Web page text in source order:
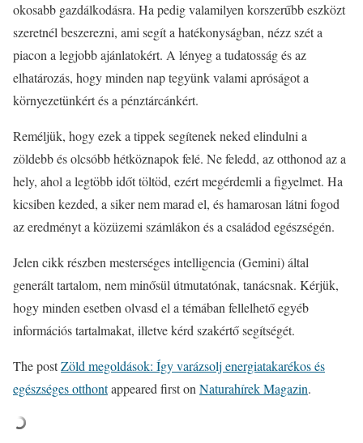
okosabb gazdálkodásra. Ha pedig valamilyen korszerűbb eszközt
szeretnél beszerezni, ami segít a hatékonyságban, nézz szét a
piacon a legjobb ajánlatokért. A lényeg a tudatosság és az
elhatározás, hogy minden nap tegyünk valami apróságot a
környezetünkért és a pénztárcánkért.
Reméljük, hogy ezek a tippek segítenek neked elindulni a
zöldebb és olcsóbb hétköznapok felé. Ne feledd, az otthonod az a
hely, ahol a legtöbb időt töltöd, ezért megérdemli a figyelmet. Ha
kicsiben kezded, a siker nem marad el, és hamarosan látni fogod
az eredményt a közüzemi számlákon és a családod egészségén.
Jelen cikk részben mesterséges intelligencia (Gemini) által
generált tartalom, nem minősül útmutatónak, tanácsnak. Kérjük,
hogy minden esetben olvasd el a témában fellelhető egyéb
információs tartalmakat, illetve kérd szakértő segítségét.
The postZöld megoldások: Így varázsolj energiatakarékos és
egészséges otthontappeared first onNaturahírek Magazin.